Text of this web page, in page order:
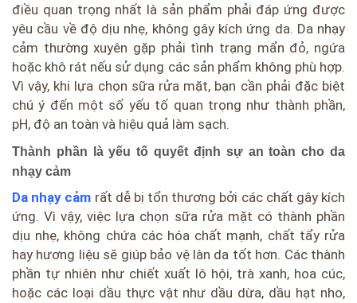
điều quan trọng nhất là sản phẩm phải đáp ứng được
yêu cầu về độ dịu nhẹ, không gây kích ứng da. Da nhạy
cảm thường xuyên gặp phải tình trạng mẩn đỏ, ngứa
hoặc khô rát nếu sử dụng các sản phẩm không phù hợp.
Vì vậy, khi lựa chọn sữa rửa mặt, bạn cần phải đặc biệt
chú ý đến một số yếu tố quan trọng như thành phần,
pH, độ an toàn và hiệu quả làm sạch.
Thành phần là yếu tố quyết định sự an toàn cho da
nhạy cảm
Da nhạy cảm rất dễ bị tổn thương bởi các chất gây kích
ứng. Vì vậy, việc lựa chọn sữa rửa mặt có thành phần
dịu nhẹ, không chứa các hóa chất mạnh, chất tẩy rửa
hay hương liệu sẽ giúp bảo vệ làn da tốt hơn. Các thành
phần tự nhiên như chiết xuất lô hội, trà xanh, hoa cúc,
hoặc các loại dầu thực vật như dầu dừa, dầu hạt nho,